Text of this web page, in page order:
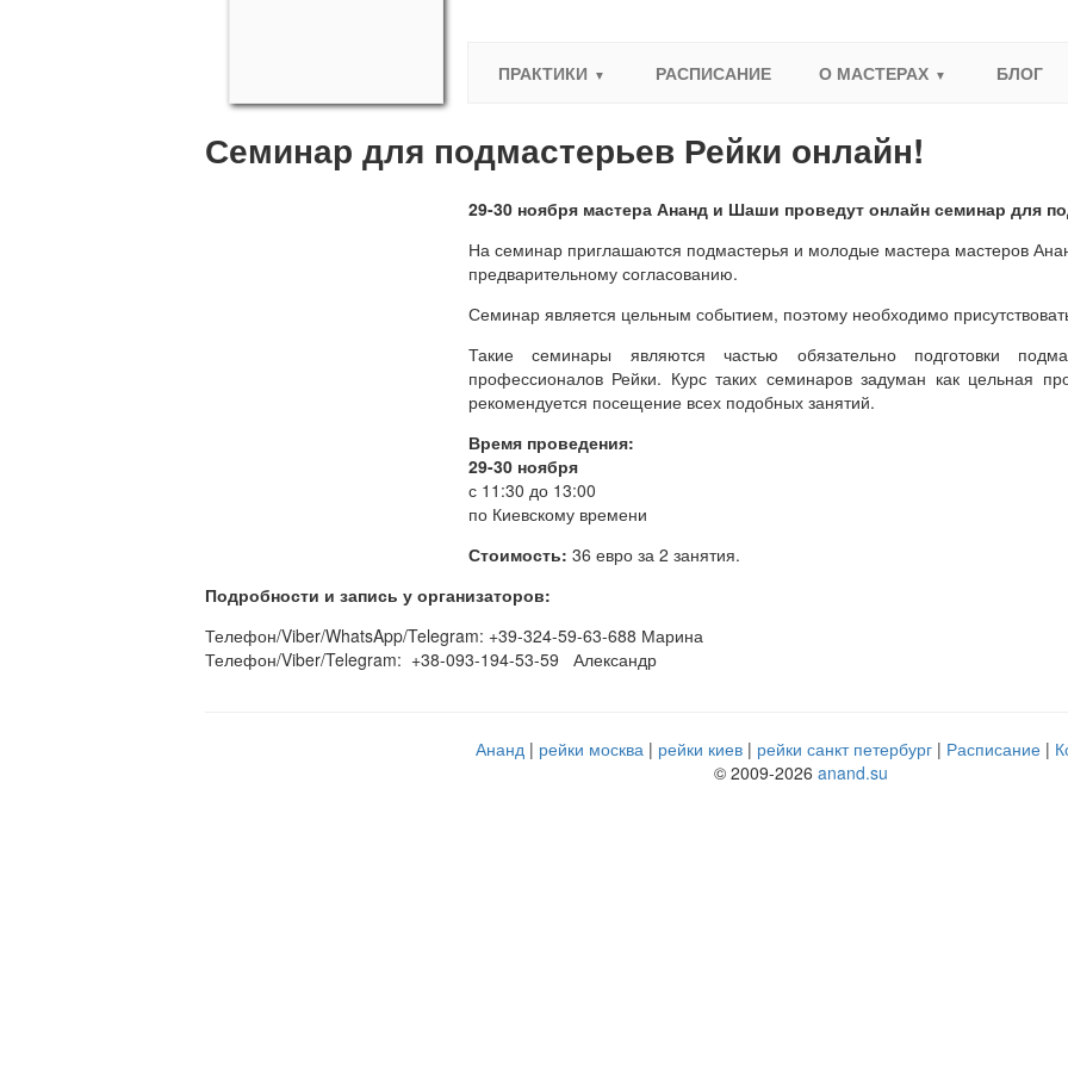
ПРАКТИКИ
РАСПИСАНИЕ О МАСТЕРАХ БЛОГ
Семинар для подмастерьев Рейки онлайн!
29-30 ноября мастера Ананд и Шаши проведут онлайн семинар для
На семинар приглашаются подмастерья и молодые мастера мастеров
предварительному согласованию.
Семинар является цельным событием, поэтому необходимо
Такие семинары являются частью обязательно подготовки
профессионалов Рейки. Курс таких семинаров задуман как цельная
рекомендуется посещение всех подобных занятий.
Время проведения:
29-30 ноября
с 11:30 до 13:00
по Киевскому времени
Стоимость: 36 евро за 2 занятия.
Подробности и запись у организаторов:
Телефон/Viber/WhatsApp/Telegram: +39-324-59-63-688 Марина
Телефон/Viber/Telegram: +38-093-194-53-59 Александр
Ананд рейки москва рейки киев рейки санкт петербург Расписание
© 2009-2026 anand.su